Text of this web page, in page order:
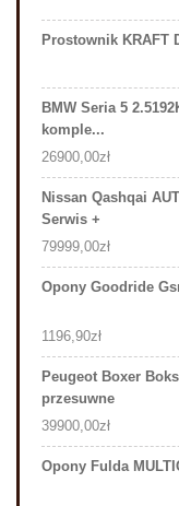
Prostownik KRAFT
BMW Seria 5
komple...
26900,00zł
Nissan Qashqai
Serwis +
79999,00zł
Opony Goodride
1196,90zł
Peugeot Boxer
przesuwne
39900,00zł
Opony Fulda